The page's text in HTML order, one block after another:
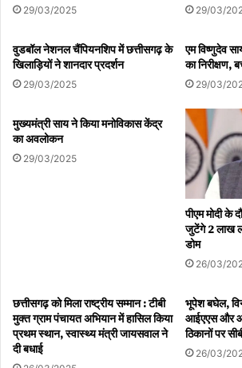
29/03/2025 29/03/
वुडबॉल नेशनल चैंपियनशिप में छत्तीसगढ़ के
खिलाड़ियों ने शानदार प्रदर्शन
29/03/2025
एम विष्णुदेव
का निरीक्षण,
29/03/
मुख्यमंत्री साय ने किया मनोविकास केंद्र
का अवलोकन
29/03/2025
पीएम मोदी के
जुटेंगे 2 लाख
डोम
26/03/
छत्तीसगढ़ को मिला राष्ट्रीय सम्मान : टीबी
मुक्त ग्राम पंचायत अभियान में हासिल किया
प्रथम स्थान, स्वास्थ्य मंत्री जायसवाल ने
दी बधाई
भूपेश बघेल,
आईएएस और
ठिकानों पर
26/03/